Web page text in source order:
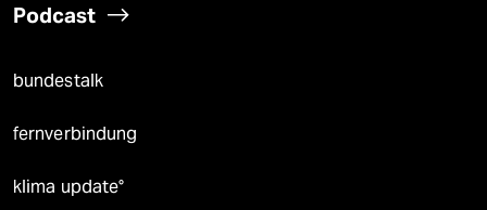
Podcast
bundestalk
fernverbindung
klima update°